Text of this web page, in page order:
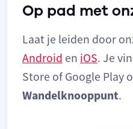
Op pad met
Laat je leiden door
Android en iOS. Je
Store of Google Play
Wandelknooppunt.